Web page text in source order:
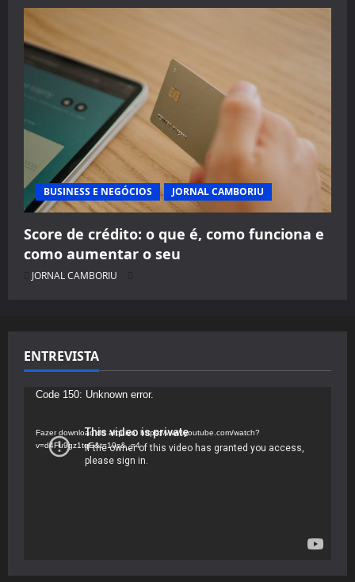
BUSINESS E NEGÓCIOS JORNAL CAMBORIU
Score de crédito: o que é, como funciona e
como aumentar o seu
JORNAL CAMBORIU
ENTREVISTA
Tocador
vídeo
Code 150: Unknown error.
Fazer download do arquivo: https://www.youtube.com/watch?
v=d4Fu9gz1tqE&t=19s&_=4